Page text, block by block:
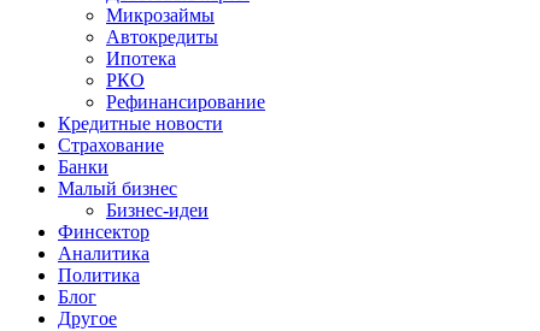
Микрозаймы
Автокредиты
Ипотека
РКО
Рефинансирование
Кредитные новости
Страхование
Банки
Малый бизнес
Бизнес-идеи
Финсектор
Аналитика
Политика
Блог
Другое